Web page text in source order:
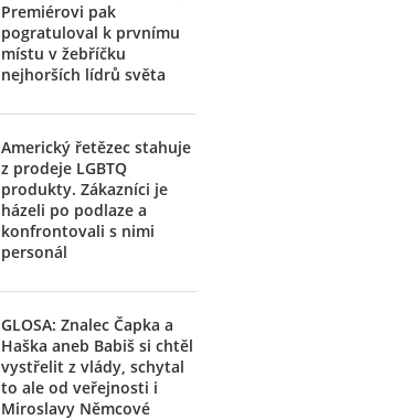
Premiérovi pak
pogratuloval k prvnímu
místu v žebříčku
nejhorších lídrů světa
Americký řetězec stahuje
z prodeje LGBTQ
produkty. Zákazníci je
házeli po podlaze a
konfrontovali s nimi
personál
GLOSA: Znalec Čapka a
Haška aneb Babiš si chtěl
vystřelit z vlády, schytal
to ale od veřejnosti i
Miroslavy Němcové